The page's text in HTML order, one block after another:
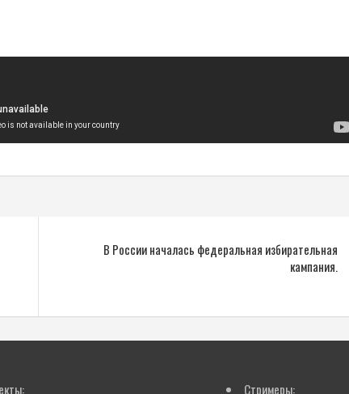
В России началась федеральная избирательная
кампания.
Стримеры: